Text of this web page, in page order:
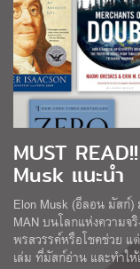
MUST
Musk แนะนำ
Elon Musk (อีลอน มัสก์)
MAN บนโลกแห่งความจ
พรสวรรค์หรือโชคช่วย
เล่ม ที่มัสก์อ่าน และทำใ